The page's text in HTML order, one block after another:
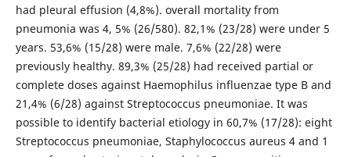
had pleural effusion (4,8%). overall mortality from
pneumonia was 4, 5% (26/580). 82,1% (23/28) were under 5
years. 53,6% (15/28) were male. 7,6% (22/28) were
previously healthy. 89,3% (25/28) had received partial or
complete doses against Haemophilus influenzae type B and
21,4% (6/28) against Streptococcus pneumoniae. It was
possible to identify bacterial etiology in 60,7% (17/28): eight
Streptococcus pneumoniae, Staphylococcus aureus 4 and 1